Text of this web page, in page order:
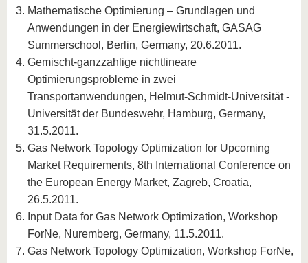
Mathematische Optimierung – Grundlagen und
Anwendungen in der Energiewirtschaft, GASAG
Summerschool, Berlin, Germany, 20.6.2011.
Gemischt-ganzzahlige nichtlineare
Optimierungsprobleme in zwei
Transportanwendungen, Helmut-Schmidt-Universität -
Universität der Bundeswehr, Hamburg, Germany,
31.5.2011.
Gas Network Topology Optimization for Upcoming
Market Requirements, 8th International Conference on
the European Energy Market, Zagreb, Croatia,
26.5.2011.
Input Data for Gas Network Optimization, Workshop
ForNe, Nuremberg, Germany, 11.5.2011.
Gas Network Topology Optimization, Workshop ForNe,